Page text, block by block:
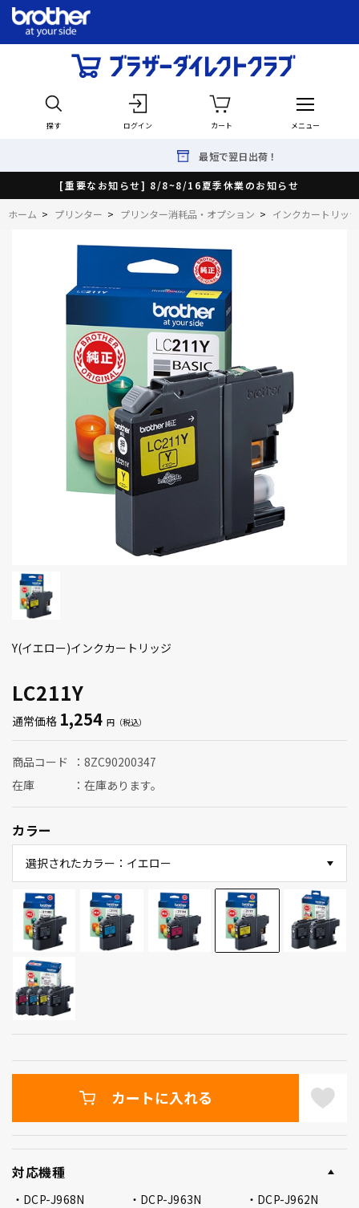
探す ログイン カート メニュー
最短で翌日出荷！
[重要なお知らせ] 8/8~8/16夏季休業のお知らせ
ホーム > プリンター > プリンター消耗品・オプション > インクカートリッジ
LC211Y
Y(イエロー)インクカートリッジ
通常価格 1,254
商品コード
8ZC90200347
在庫
在庫あります。
カラー
選択されたカラー：イエロー
カートに入れる
対応機種
DCP-J968N DCP-J963N
DCP-J962N